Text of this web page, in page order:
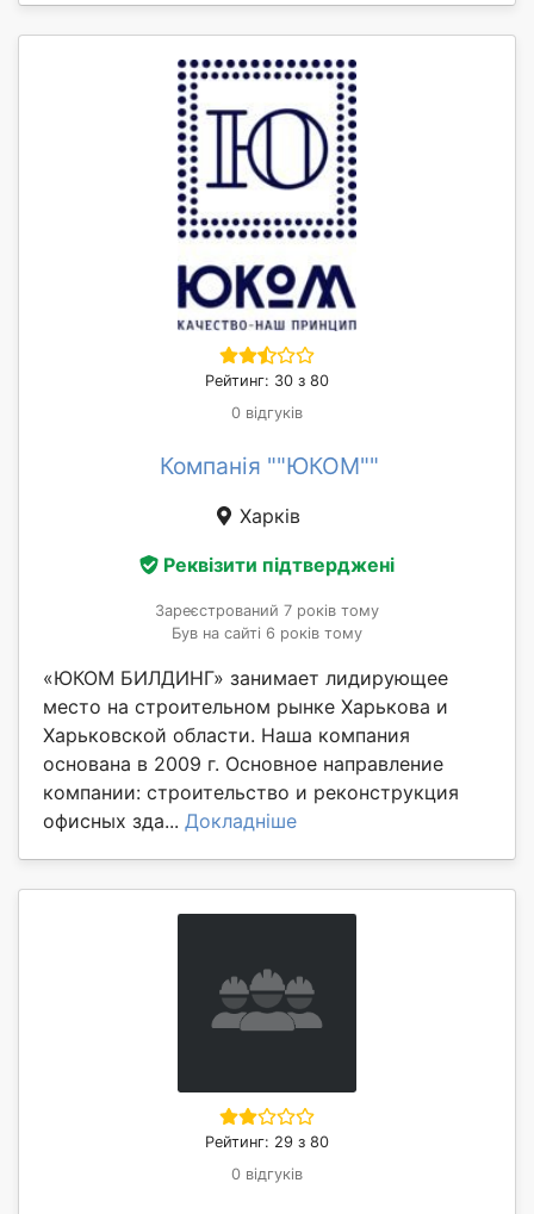
Рейтинг: 30 з 80
0 відгуків
Компанія ""ЮКОМ""
Харків
Реквізити підтверджені
Зареєстрований 7 років тому
Був на сайті 6 років тому
«ЮКОМ БИЛДИНГ» занимает лидирующее
место на строительном рынке Харькова и
Харьковской области. Наша компания
основана в 2009 г. Основное направление
компании: строительство и реконструкция
офисных зда... Докладніше
Рейтинг: 29 з 80
0 відгуків